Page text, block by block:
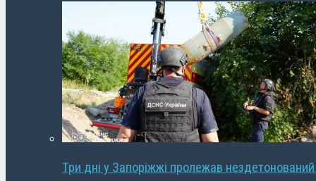
Три дні у Запоріжжі пролежав